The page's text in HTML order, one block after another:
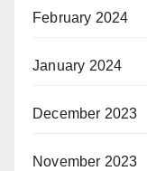
February 2024
January 2024
December 2023
November 2023